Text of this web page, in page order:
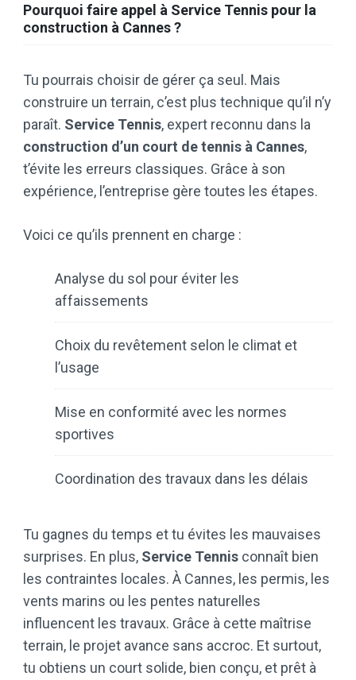
Pourquoi faire appel à Service Tennis pour la
construction à Cannes ?
Tu pourrais choisir de gérer ça seul. Mais
construire un terrain, c’est plus technique qu’il n’y
paraît. Service Tennis, expert reconnu dans la
construction d’un court de tennis à Cannes,
t’évite les erreurs classiques. Grâce à son
expérience, l’entreprise gère toutes les étapes.
Voici ce qu’ils prennent en charge :
Analyse du sol pour éviter les
affaissements
Choix du revêtement selon le climat et
l’usage
Mise en conformité avec les normes
sportives
Coordination des travaux dans les délais
Tu gagnes du temps et tu évites les mauvaises
surprises. En plus, Service Tennis connaît bien
les contraintes locales. À Cannes, les permis, les
vents marins ou les pentes naturelles
influencent les travaux. Grâce à cette maîtrise
terrain, le projet avance sans accroc. Et surtout,
tu obtiens un court solide, bien conçu, et prêt à